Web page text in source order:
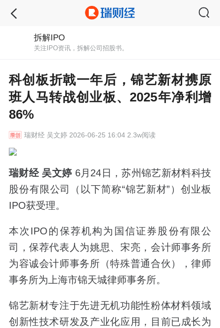
拆解IPO
关注IPO资讯，拆解公司招股书。
科创板折戟一年后，锦艺新材携原
班人马转战创业板、2025年净利增
86%
瑞财经吴文婷 2026-06-25 16:04 2.3w阅读
瑞财经 吴文婷 6月24日，苏州锦艺新材料科技
股份有限公司（以下简称“锦艺新材”）创业板
IPO获受理。
本次IPO的保荐机构为国信证券股份有限公
司，保荐代表人为姚思、宋亮，会计师事务所
为容诚会计师事务所（特殊普通合伙），律师
事务所为上海市锦天城律师事务所。
锦艺新材专注于先进无机功能性粉体材料领域
创新性技术研发及产业化应用，目前已成长为